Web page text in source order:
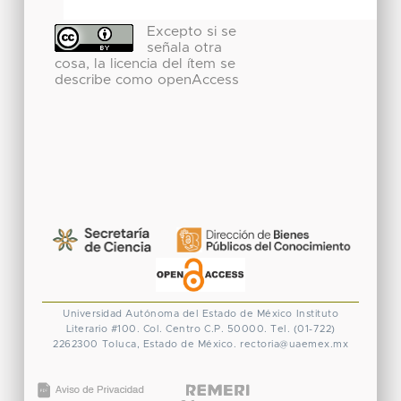
Excepto si se
señala otra
cosa, la licencia del ítem se
describe como openAccess
Universidad Autónoma del Estado de México
Instituto
Literario #100. Col. Centro C.P. 50000. Tel. (01-722)
2262300 Toluca, Estado de México. rectoria@uaemex.mx